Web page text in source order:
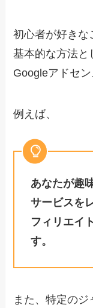
初心者が好きな
基本的な方法と
Googleアドセ
例えば、
あなたが趣
サービスを
フィリエイ
す。
また、特定の